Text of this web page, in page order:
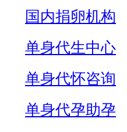
国内捐卵机构
单身代生中心
单身代怀咨询
单身代孕助孕